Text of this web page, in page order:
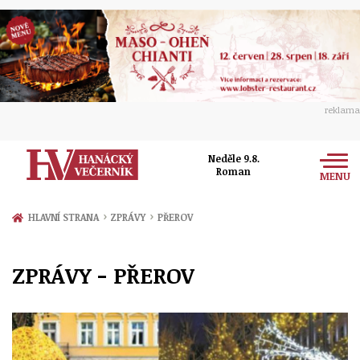
reklama
Neděle 9.8.
Roman
MENU
Zprávy
Přerov
Politika
Ekonomika
Kultura
Hudba
Společnost
Ženy
Sport
HLAVNÍ STRANA › ZPRÁVY › PŘEROV
ZPRÁVY - PŘEROV